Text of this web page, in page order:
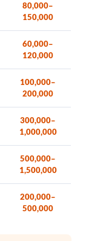
80,000–
150,000
60,000–
120,000
100,000–
200,000
300,000–
1,000,000
500,000–
1,500,000
200,000–
500,000